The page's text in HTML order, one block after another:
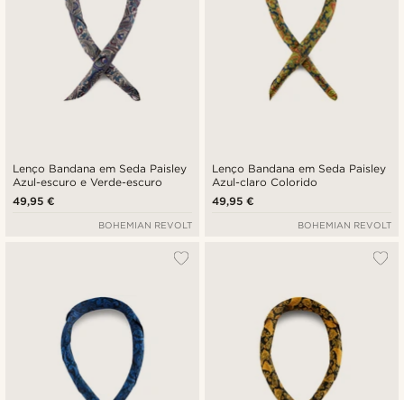
Lenço Bandana em Seda Paisley
Azul-escuro e Verde-escuro
49,95 €
BOHEMIAN REVOLT
Lenço Bandana em Seda Paisley
Azul-claro Colorido
49,95 €
BOHEMIAN REVOLT